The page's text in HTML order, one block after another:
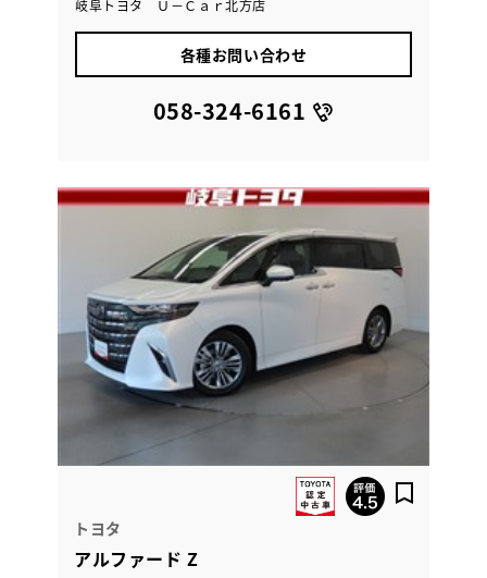
岐阜トヨタ Ｕ－Ｃａｒ北方店
各種お問い合わせ
058-324-6161
トヨタ
アルファード Z